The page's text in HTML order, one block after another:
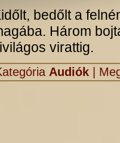
bedőlt a
Három
virattig.
Audiók